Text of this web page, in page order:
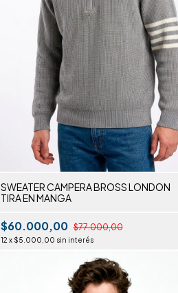
SWEATER CAMPERA BROSS LONDON
TIRA EN MANGA
$60.000,00 $77.000,00
12 x $5.000,00 sin interés